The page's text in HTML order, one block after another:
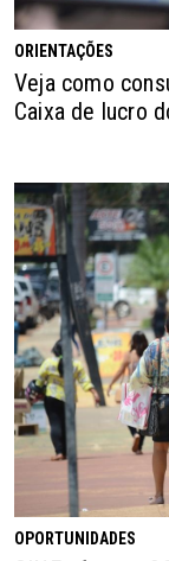
ORIENTAÇÕES
Veja como
Caixa de lucro
OPORTUNIDADES